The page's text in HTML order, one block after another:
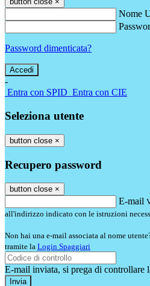
Nome
Password dimenticata?
-
Entra con SPID Entra con CIE
Seleziona utente
button close ×
Recupero password
button close ×
E-mail
all'indirizzo indicato con le istruzioni
Non hai una e-mail associata al nome
tramite la Login Spaggiari
E-mail inviata, si prega di controllare